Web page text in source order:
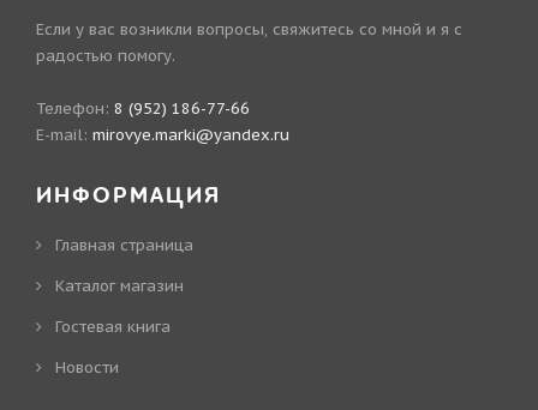
Если у вас возникли вопросы, свяжитесь со мной и я с
радостью помогу.
Телефон: 8 (952) 186-77-66
E-mail: mirovye.marki@yandex.ru
ИНФОРМАЦИЯ
Главная страница
Каталог магазин
Гостевая книга
Новости